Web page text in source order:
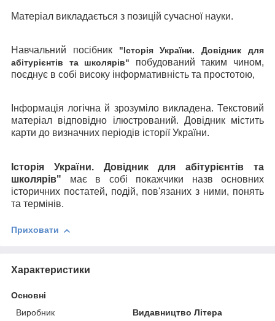
Матеріал викладається з позицій сучасної науки.
Навчальний посібник
"Історія України. Довідник для
абітурієнтів та школярів"
побудований таким чином,
поєднує в собі високу інформативність та простотою,
Інформація логічна й зрозуміло викладена. Текстовий
матеріал відповідно ілюстрований. Довідник містить
карти до визначних періодів історії України.
Історія України. Довідник для абітурієнтів та
школярів"
має в собі покажчики назв основних
історичних постатей, подій, пов'язаних з ними, понять
та термінів.
Приховати
Характеристики
Основні
Виробник
Видавництво Літера